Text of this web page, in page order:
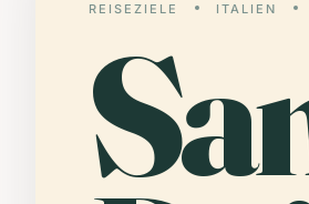
REISEZIELE ITALIEN